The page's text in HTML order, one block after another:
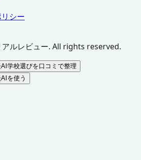
シー
アルレビュー. All rights reserved.
学校選びを口コミで整理
を使う